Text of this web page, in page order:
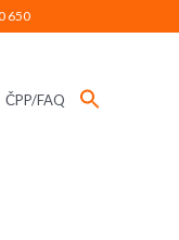
650
ČPP/FAQ